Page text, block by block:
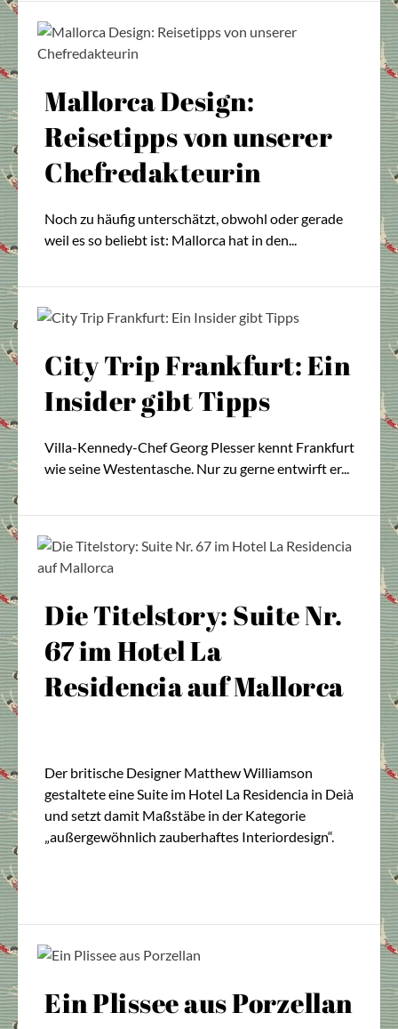
Mallorca Design:
Reisetipps von unserer
Chefredakteurin
Noch zu häufig unterschätzt, obwohl oder gerade
weil es so beliebt ist: Mallorca hat in den...
City Trip Frankfurt: Ein
Insider gibt Tipps
Villa-Kennedy-Chef Georg Plesser kennt Frankfurt
wie seine Westentasche. Nur zu gerne entwirft er...
Die Titelstory: Suite Nr.
67 im Hotel La
Residencia auf Mallorca
Der britische Designer Matthew Williamson
gestaltete eine Suite im Hotel La Residencia in Deià
und setzt damit Maßstäbe in der Kategorie
„außergewöhnlich zauberhaftes Interiordesign“.
Ein Plissee aus Porzellan